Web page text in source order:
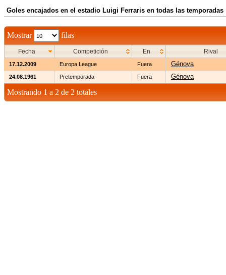
Goles encajados en el estadio Luigi Ferraris en todas las temporadas
Mostrar filas
Fecha Competición En Rival
17.12.2009 Europa League Fuera Génova
24.08.1961 Pretemporada Fuera Génova
Mostrando 1 a 2 de 2 totales